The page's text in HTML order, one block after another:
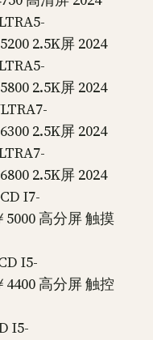
2.5K屏 2024
2.5K屏 2024
2.5K屏 2024
2.5K屏 2024
I7-
5000 高分屏 触摸
I5-
4400 高分屏 触控
I5-